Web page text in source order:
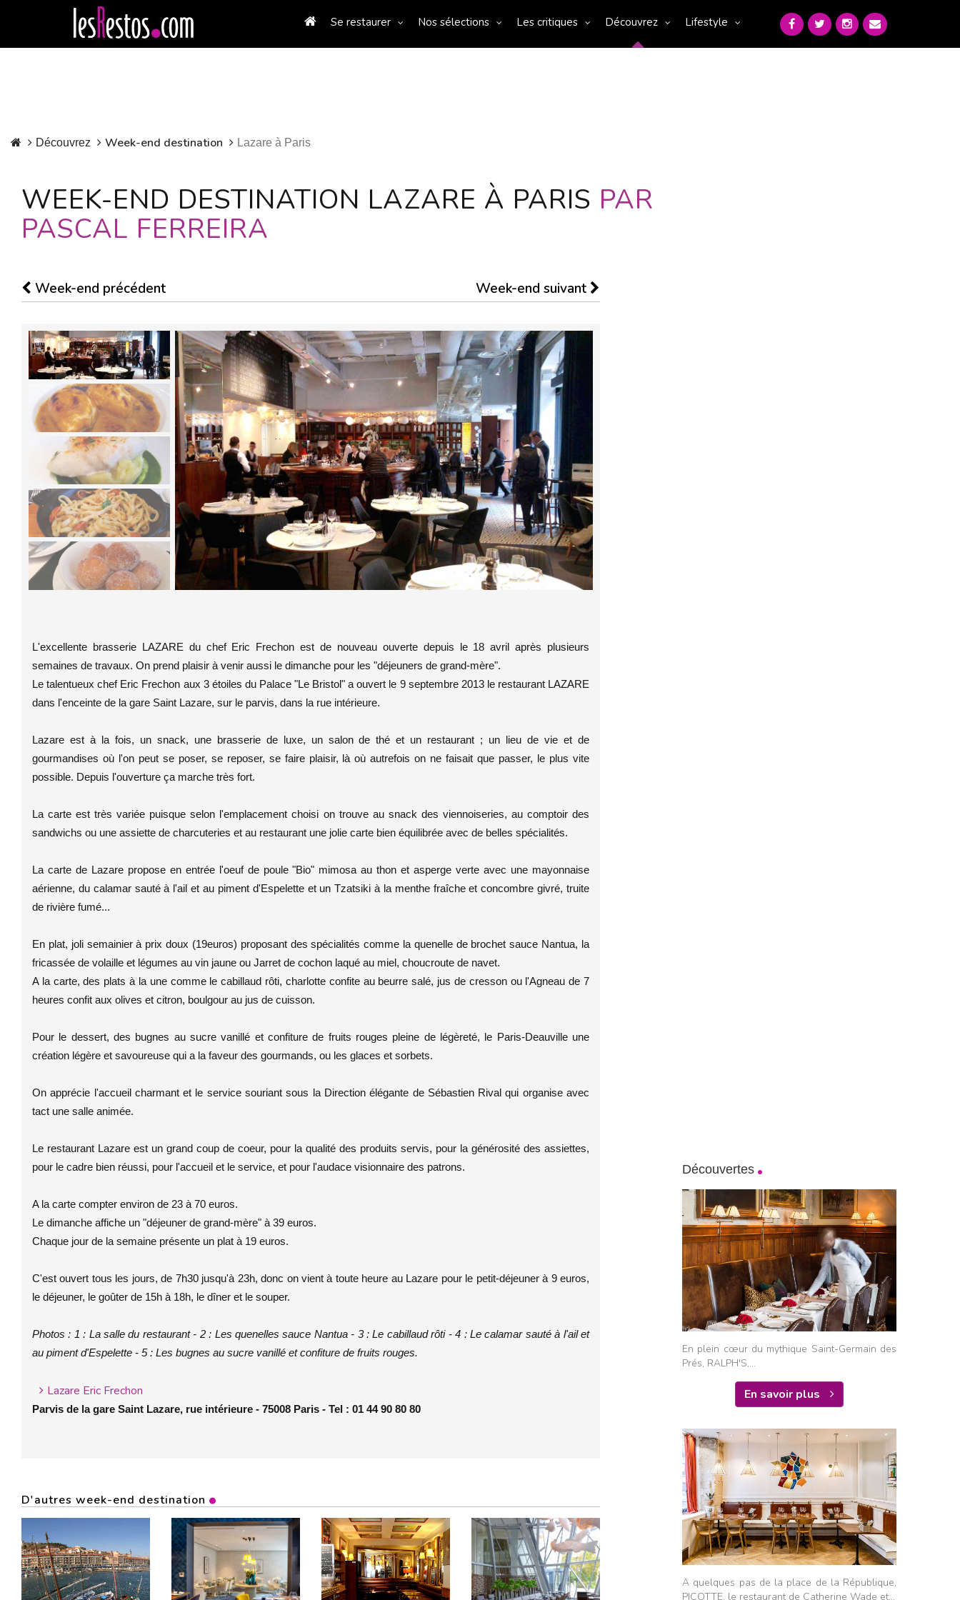
Se restaurer Nos sélections Les critiques Découvrez Lifestyle
Découvrez Week-end destination Lazare à Paris
WEEK-END DESTINATION LAZARE À PARIS PAR
PASCAL FERREIRA
Week-end précédent Week-end suivant
L'excellente brasserie LAZARE du chef Eric Frechon est de nouveau ouverte depuis le 18 avril après plusieurs
semaines de travaux. On prend plaisir à venir aussi le dimanche pour les "déjeuners de grand-mère".
Le talentueux chef Eric Frechon aux 3 étoiles du Palace "Le Bristol" a ouvert le 9 septembre 2013 le restaurant LAZARE
dans l'enceinte de la gare Saint Lazare, sur le parvis, dans la rue intérieure.
Lazare est à la fois, un snack, une brasserie de luxe, un salon de thé et un restaurant ; un lieu de vie et de
gourmandises où l'on peut se poser, se reposer, se faire plaisir, là où autrefois on ne faisait que passer, le plus vite
possible. Depuis l'ouverture ça marche très fort.
La carte est très variée puisque selon l'emplacement choisi on trouve au snack des viennoiseries, au comptoir des
sandwichs ou une assiette de charcuteries et au restaurant une jolie carte bien équilibrée avec de belles spécialités.
La carte de Lazare propose en entrée l'oeuf de poule "Bio" mimosa au thon et asperge verte avec une mayonnaise
aérienne, du calamar sauté à l'ail et au piment d'Espelette et un Tzatsiki à la menthe fraîche et concombre givré, truite
de rivière fumé...
En plat, joli semainier à prix doux (19euros) proposant des spécialités comme la quenelle de brochet sauce Nantua, la
fricassée de volaille et légumes au vin jaune ou Jarret de cochon laqué au miel, choucroute de navet.
A la carte, des plats à la une comme le cabillaud rôti, charlotte confite au beurre salé, jus de cresson ou l'Agneau de 7
heures confit aux olives et citron, boulgour au jus de cuisson.
Pour le dessert, des bugnes au sucre vanillé et confiture de fruits rouges pleine de légèreté, le Paris-Deauville une
création légère et savoureuse qui a la faveur des gourmands, ou les glaces et sorbets.
On apprécie l'accueil charmant et le service souriant sous la Direction élégante de Sébastien Rival qui organise avec
tact une salle animée.
Le restaurant Lazare est un grand coup de coeur, pour la qualité des produits servis, pour la générosité des assiettes,
pour le cadre bien réussi, pour l'accueil et le service, et pour l'audace visionnaire des patrons.
A la carte compter environ de 23 à 70 euros.
Le dimanche affiche un "déjeuner de grand-mère" à 39 euros.
Chaque jour de la semaine présente un plat à 19 euros.
C'est ouvert tous les jours, de 7h30 jusqu'à 23h, donc on vient à toute heure au Lazare pour le petit-déjeuner à 9 euros,
le déjeuner, le goûter de 15h à 18h, le dîner et le souper.
Photos : 1 : La salle du restaurant - 2 : Les quenelles sauce Nantua - 3 : Le cabillaud rôti - 4 : Le calamar sauté à l'ail et
au piment d'Espelette - 5 : Les bugnes au sucre vanillé et confiture de fruits rouges.
Lazare Eric Frechon
Parvis de la gare Saint Lazare, rue intérieure - 75008 Paris - Tel : 01 44 90 80 80
D'autres week-end destination
Découvertes
En plein cœur du mythique Saint-Germain des
Prés, RALPH'S,...
En savoir plus
A quelques pas de la place de la République,
PICOTTE, le restaurant de Catherine Wade et...